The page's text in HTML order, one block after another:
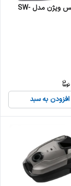
اتوبخار ایکس ویژن مدل SW-
افزودن به سبد